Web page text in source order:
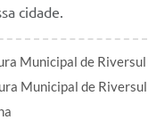
cidade.
Municipal de Riversul
Municipal de Riversul